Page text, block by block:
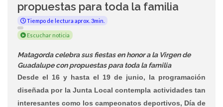
propuestas para toda la familia
Tiempo de lectura aprox. 3min.
Escuchar noticia
Matagorda celebra sus fiestas en honor a la Virgen de
Guadalupe con propuestas para toda la familia
Desde el 16 y hasta el 19 de junio, la programación
diseñada por la Junta Local contempla actividades tan
interesantes como los campeonatos deportivos, Día de